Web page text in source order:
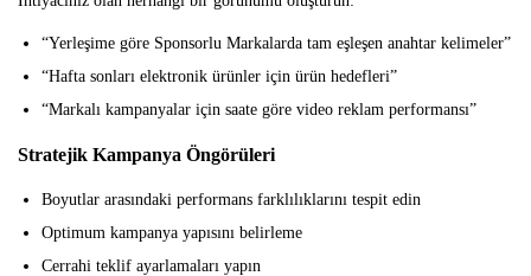
“Yerleşime göre Sponsorlu Markalarda tam eşleşen anahtar kelimeler”
“Hafta sonları elektronik ürünler için ürün hedefleri”
“Markalı kampanyalar için saate göre video reklam performansı”
Stratejik Kampanya Öngörüleri
Boyutlar arasındaki performans farklılıklarını tespit edin
Optimum kampanya yapısını belirleme
Cerrahi teklif ayarlamaları yapın